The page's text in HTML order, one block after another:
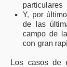
particulares
Y, por
de las
campo de
con gran
Los casos de